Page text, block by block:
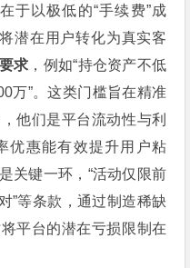
于以极低的“手续费”成
潜在用户转化为真实客
求 ，例如“持仓资产不低
万”。这类门槛旨在精准
他们是平台流动性与利
优惠能有效提升用户粘
关键一环，“活动仅限前
”等条款，通过制造稀缺
平台的潜在亏损限制在